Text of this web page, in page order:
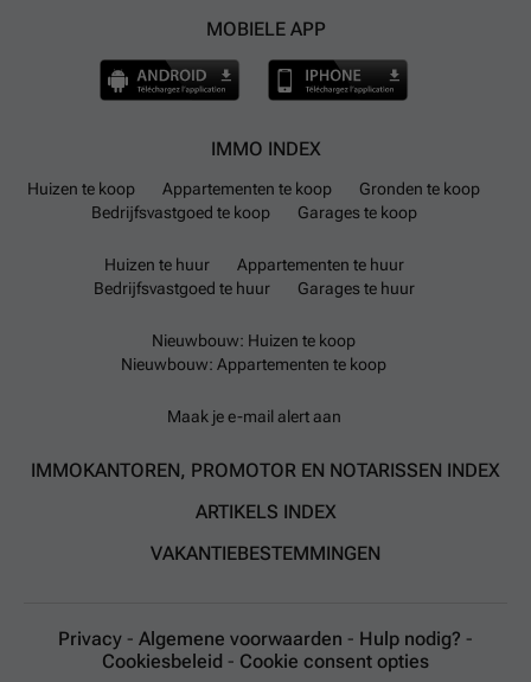
MOBIELE APP
IMMO INDEX
Huizen te koop Appartementen te koop
Gronden te koop
Bedrijfsvastgoed te koop
Garages te koop
Huizen te huur
Appartementen te huur
Bedrijfsvastgoed te huur
Garages te huur
Nieuwbouw: Huizen te koop
Nieuwbouw: Appartementen te koop
Maak je e-mail alert aan
IMMOKANTOREN, PROMOTOR EN NOTARISSEN INDEX
ARTIKELS INDEX
VAKANTIEBESTEMMINGEN
Privacy - Algemene voorwaarden - Hulp nodig? -
Cookiesbeleid - Cookie consent opties